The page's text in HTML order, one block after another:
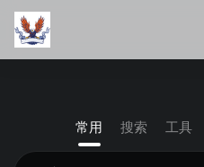
常用 搜索 工具